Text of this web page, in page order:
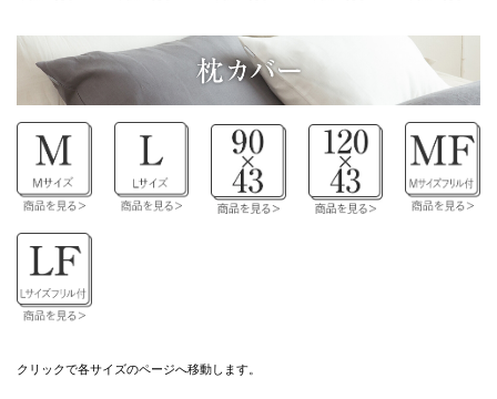
クリックで各サイズのページへ移動します。